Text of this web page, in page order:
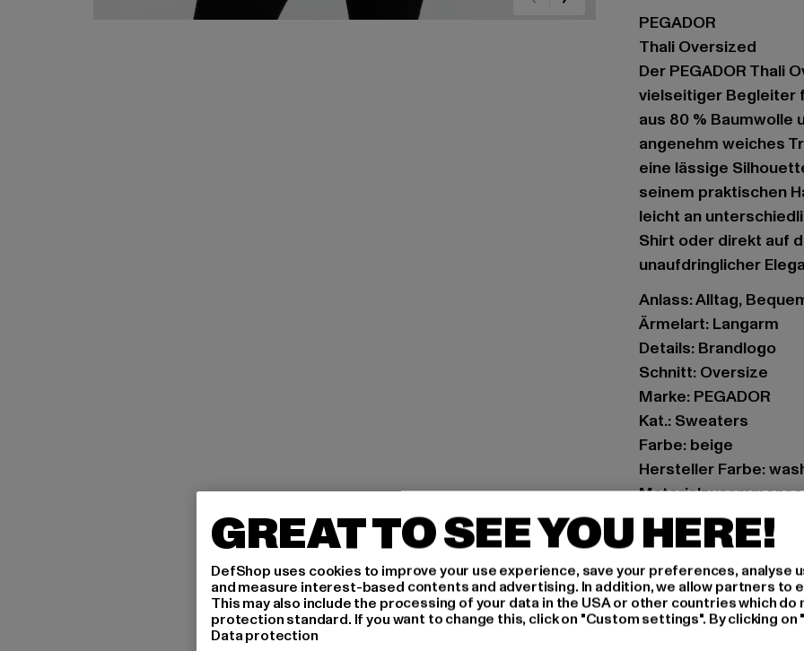
PEGADOR
Thali Oversized
Der PEGADOR Thali
vielseitiger Begleiter
aus 80 %
angenehm weiches
eine lässige
seinem praktischen
leicht an
Shirt oder direkt auf
unaufdringlicher
Anlass: Alltag,
Ärmelart: Langarm
Details: Brandlogo
Schnitt: Oversize
Marke: PEGADOR
Kat.: Sweaters
Farbe: beige
Hersteller Farbe:
Art.Nr: PGDR4272-
Hersteller: Pegador
Hollefeldstraße 16 |
GREAT TO SEE YOU HERE!
DefShop uses cookies to improve your use experience, save your preferences, analyse
and measure interest-based contents and advertising. In addition, we allow partners to
This may also include the processing of your data in the USA or other countries which do
protection standard. If you want to change this, click on "Custom settings". By clicking
Data protection